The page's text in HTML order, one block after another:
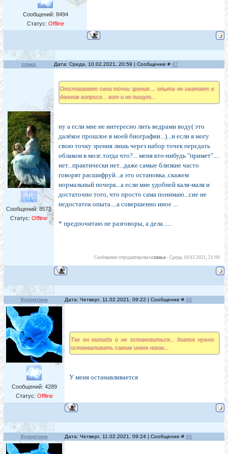
Сообщений: 8494
Статус: Offline
спика Дата: Среда, 10.02.2021, 20:59 | Сообщение # 47
Сообщений: 8572
Статус: Offline
Отстаивают свои точки зрения.... опыта не хватает в
данном вопросе... вот и не пишут...
ну а если мне не интересно лить ведрами воду( это
далёкое прошлое в моей биографии...)...и если я могу
свою точку зрения лишь через набор точек передать
облаком в мозг..тогда что?... меня кто-нибудь "примет"....
нет...практически нет...даже самые близкие часто
говорят расшифруй...а это остановка..скажем
нормальный почерк...а если мне удобней каля-маля и
достаточно того, что просто сама понимаю...сие не
недостаток опыта....а совершенно иное ...
* предпочитаю не разговоры, а дела......
Сообщение отредактировал спика - Среда, 10.02.2021, 21:09
Курортина Дата: Четверг, 11.02.2021, 09:22 | Сообщение # 48
Сообщений: 4289
Статус: Offline
Так он никогда и не остановиться... диалог нужно
останавливать самим иначе никак...
У меня останавливается
Курортина Дата: Четверг, 11.02.2021, 09:24 | Сообщение # 49